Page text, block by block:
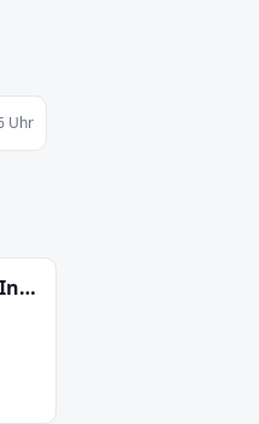
Uhr
Gastwirtschaft Zum Lichtle Inh Angelika Gall